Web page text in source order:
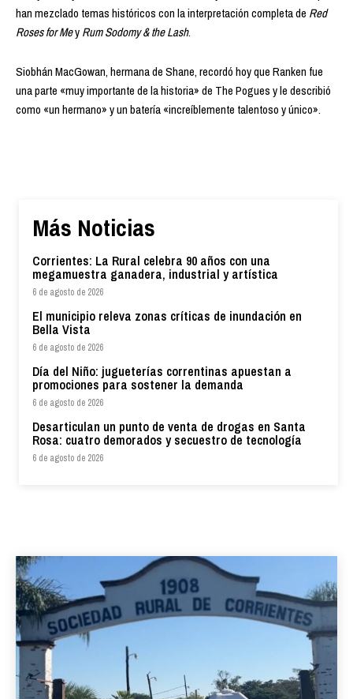
han mezclado temas históricos con la interpretación completa de Red
Roses for MeyRum Sodomy & the Lash.
Siobhán MacGowan, hermana de Shane, recordó hoy que Ranken fue
una parte «muy importante de la historia» de The Pogues y le describió
como «un hermano» y un batería «increíblemente talentoso y único».
Más Noticias
Corrientes: La Rural celebra 90 años con una
megamuestra ganadera, industrial y artística
6 de agosto de 2026
El municipio releva zonas críticas de inundación en
Bella Vista
6 de agosto de 2026
Día del Niño: jugueterías correntinas apuestan a
promociones para sostener la demanda
6 de agosto de 2026
Desarticulan un punto de venta de drogas en Santa
Rosa: cuatro demorados y secuestro de tecnología
6 de agosto de 2026